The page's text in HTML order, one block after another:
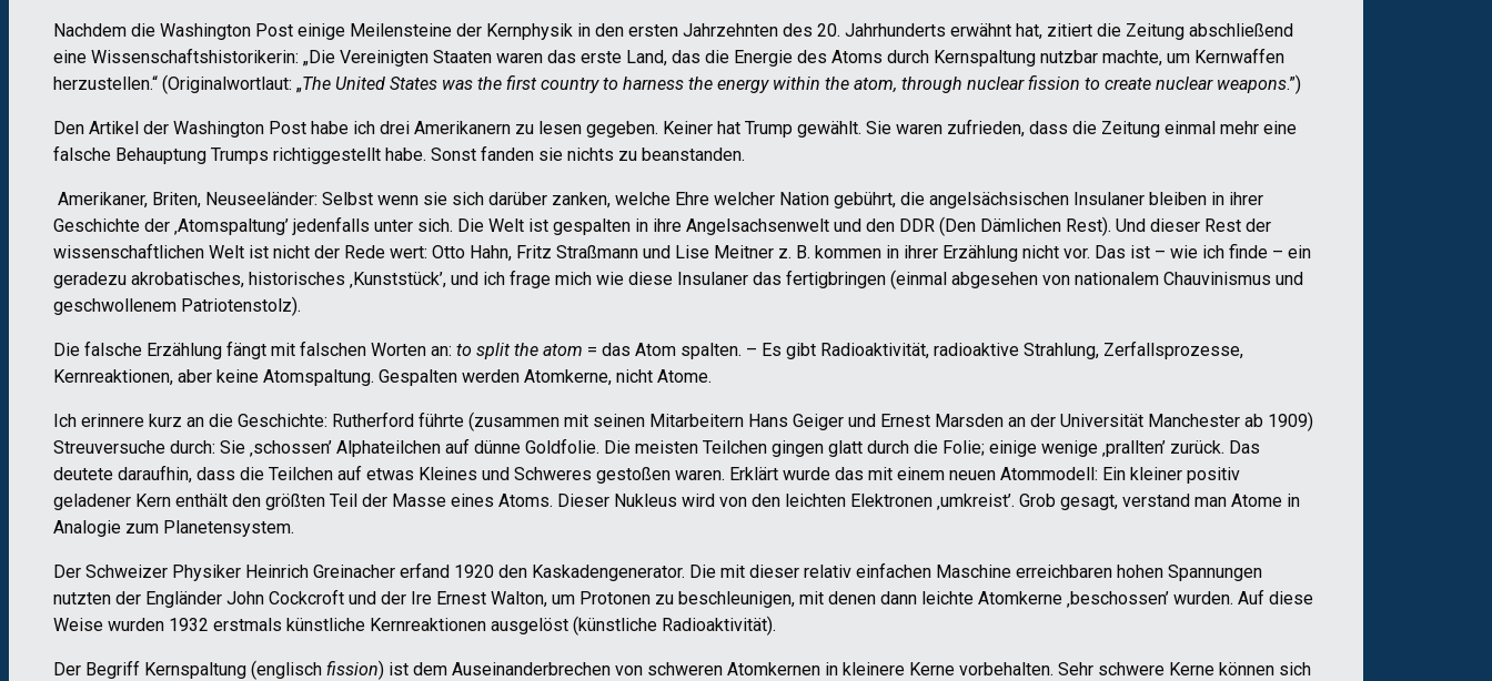
Nachdem die Washington Post einige Meilensteine der Kernphysik in den ersten Jahrzehnten des 20. Jahrhunderts erwähnt hat, zitiert die Zeitung abschließend
eine Wissenschaftshistorikerin: „Die Vereinigten Staaten waren das erste Land, das die Energie des Atoms durch Kernspaltung nutzbar machte, um Kernwaffen
herzustellen.“ (Originalwortlaut: „The United States was the first country to harness the energy within the atom, through nuclear fission to create nuclear weapons.”)
Den Artikel der Washington Post habe ich drei Amerikanern zu lesen gegeben. Keiner hat Trump gewählt. Sie waren zufrieden, dass die Zeitung einmal mehr eine
falsche Behauptung Trumps richtiggestellt habe. Sonst fanden sie nichts zu beanstanden.
Amerikaner, Briten, Neuseeländer: Selbst wenn sie sich darüber zanken, welche Ehre welcher Nation gebührt, die angelsächsischen Insulaner bleiben in ihrer
Geschichte der ‚Atomspaltung’ jedenfalls unter sich. Die Welt ist gespalten in ihre Angelsachsenwelt und den DDR (Den Dämlichen Rest). Und dieser Rest der
wissenschaftlichen Welt ist nicht der Rede wert: Otto Hahn, Fritz Straßmann und Lise Meitner z. B. kommen in ihrer Erzählung nicht vor. Das ist – wie ich finde – ein
geradezu akrobatisches, historisches ‚Kunststück’, und ich frage mich wie diese Insulaner das fertigbringen (einmal abgesehen von nationalem Chauvinismus und
geschwollenem Patriotenstolz).
Die falsche Erzählung fängt mit falschen Worten an: to split the atom = das Atom spalten. – Es gibt Radioaktivität, radioaktive Strahlung, Zerfallsprozesse,
Kernreaktionen, aber keine Atomspaltung. Gespalten werden Atomkerne, nicht Atome.
Ich erinnere kurz an die Geschichte: Rutherford führte (zusammen mit seinen Mitarbeitern Hans Geiger und Ernest Marsden an der Universität Manchester ab 1909)
Streuversuche durch: Sie ‚schossen’ Alphateilchen auf dünne Goldfolie. Die meisten Teilchen gingen glatt durch die Folie; einige wenige ‚prallten’ zurück. Das
deutete daraufhin, dass die Teilchen auf etwas Kleines und Schweres gestoßen waren. Erklärt wurde das mit einem neuen Atommodell: Ein kleiner positiv
geladener Kern enthält den größten Teil der Masse eines Atoms. Dieser Nukleus wird von den leichten Elektronen ‚umkreist’. Grob gesagt, verstand man Atome in
Analogie zum Planetensystem.
Der Schweizer Physiker Heinrich Greinacher erfand 1920 den Kaskadengenerator. Die mit dieser relativ einfachen Maschine erreichbaren hohen Spannungen
nutzten der Engländer John Cockcroft und der Ire Ernest Walton, um Protonen zu beschleunigen, mit denen dann leichte Atomkerne ‚beschossen’ wurden. Auf diese
Weise wurden 1932 erstmals künstliche Kernreaktionen ausgelöst (künstliche Radioaktivität).
Der Begriff Kernspaltung (englisch fission) ist dem Auseinanderbrechen von schweren Atomkernen in kleinere Kerne vorbehalten. Sehr schwere Kerne können sich